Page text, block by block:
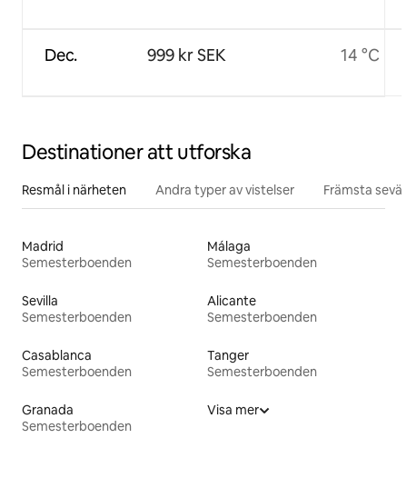
Dec. 999 kr SEK 14 °C
Destinationer att utforska
Resmål i närheten Andra typer av vistelser Främsta
Madrid
Semesterboenden
Málaga
Semesterboenden
Sevilla
Semesterboenden
Alicante
Semesterboenden
Casablanca
Semesterboenden
Tanger
Semesterboenden
Granada
Semesterboenden
Visa mer